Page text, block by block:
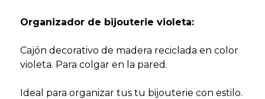
Organizador de bijouterie violeta:
Cajón decorativo de madera reciclada en color
violeta. Para colgar en la pared.
Ideal para organizar tus tu bijouterie con estilo.